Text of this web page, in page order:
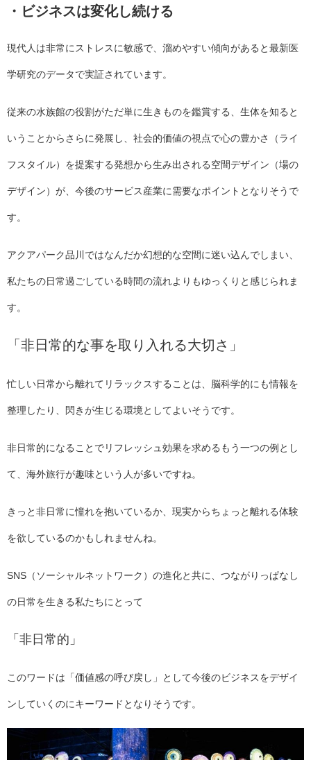
・ビジネスは変化し続ける
現代人は非常にストレスに敏感で、溜めやすい傾向があると最新医
学研究のデータで実証されています。
従来の水族館の役割がただ単に生きものを鑑賞する、生体を知ると
いうことからさらに発展し、社会的価値の視点で心の豊かさ（ライ
フスタイル）を提案する発想から生み出される空間デザイン（場の
デザイン）が、今後のサービス産業に需要なポイントとなりそうで
す。
アクアパーク品川ではなんだか幻想的な空間に迷い込んでしまい、
私たちの日常過ごしている時間の流れよりもゆっくりと感じられま
す。
「非日常的な事を取り入れる大切さ」
忙しい日常から離れてリラックスすることは、脳科学的にも情報を
整理したり、閃きが生じる環境としてよいそうです。
非日常的になることでリフレッシュ効果を求めるもう一つの例とし
て、海外旅行が趣味という人が多いですね。
きっと非日常に憧れを抱いているか、現実からちょっと離れる体験
を欲しているのかもしれませんね。
SNS（ソーシャルネットワーク）の進化と共に、つながりっぱなし
の日常を生きる私たちにとって
「非日常的」
このワードは「価値感の呼び戻し」として今後のビジネスをデザイ
ンしていくのにキーワードとなりそうです。